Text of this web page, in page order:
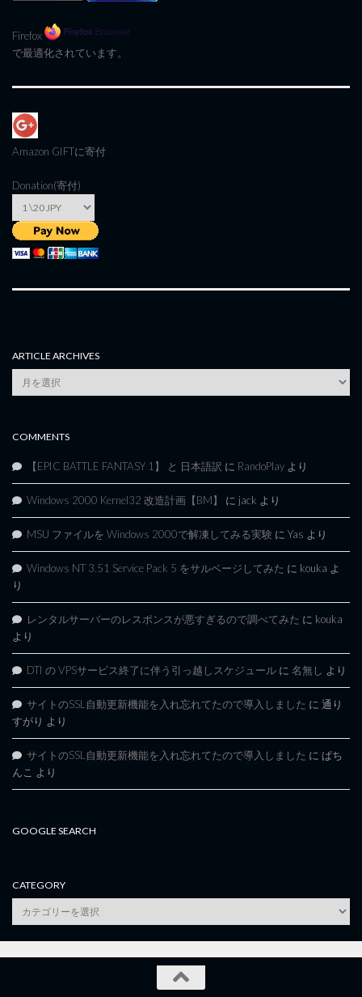
Firefox
で最適化されています。
Amazon GIFTに寄付
Donation(寄付)
ARTICLE ARCHIVES
Article
Archives
COMMENTS
【EPIC BATTLE FANTASY 1】 と 日本語訳 に RandoPlay より
Windows 2000 Kernel32 改造計画【BM】 に jack より
MSU ファイルを Windows 2000で解凍してみる実験 に Yas より
Windows NT 3.51 Service Pack 5 をサルベージしてみた に kouka よ
り
レンタルサーバーのレスポンスが悪すぎるので調べてみた に kouka
より
DTI の VPSサービス終了に伴う引っ越しスケジュール に 名無し より
サイトのSSL自動更新機能を入れ忘れてたので導入しました に 通り
すがり より
サイトのSSL自動更新機能を入れ忘れてたので導入しました に ぱち
んこ より
GOOGLE SEARCH
CATEGORY
category